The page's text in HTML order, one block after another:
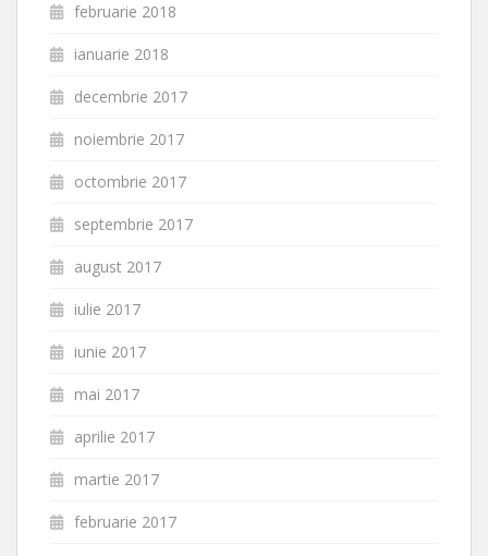
februarie 2018
ianuarie 2018
decembrie 2017
noiembrie 2017
octombrie 2017
septembrie 2017
august 2017
iulie 2017
iunie 2017
mai 2017
aprilie 2017
martie 2017
februarie 2017